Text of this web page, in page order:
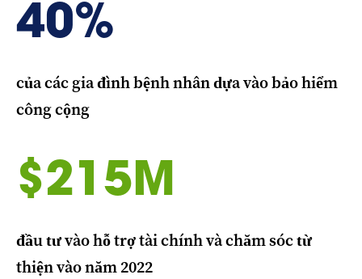
40%
của các gia đình bệnh nhân dựa vào bảo hiểm
công cộng
$215M
đầu tư vào hỗ trợ tài chính và chăm sóc từ
thiện vào năm 2022